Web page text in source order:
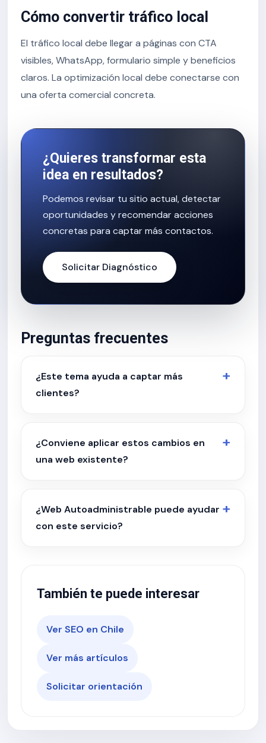
Cómo convertir tráfico local
El tráfico local debe llegar a páginas con CTA
visibles, WhatsApp, formulario simple y beneficios
claros. La optimización local debe conectarse con
una oferta comercial concreta.
¿Quieres transformar esta
idea en resultados?
Podemos revisar tu sitio actual, detectar
oportunidades y recomendar acciones
concretas para captar más contactos.
Solicitar Diagnóstico
Preguntas frecuentes
¿Este tema ayuda a captar más
clientes?
¿Conviene aplicar estos cambios en
una web existente?
¿Web Autoadministrable puede ayudar
con este servicio?
También te puede interesar
Ver SEO en Chile
Ver más artículos
Solicitar orientación